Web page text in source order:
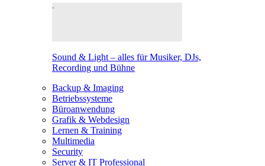
Sound & Light – alles für Musiker, DJs,
Recording und Bühne
Backup & Imaging
Betriebssysteme
Büroanwendung
Grafik & Webdesign
Lernen & Training
Multimedia
Security
Server & IT Professional